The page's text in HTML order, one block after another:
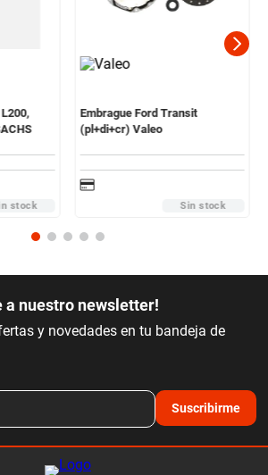
stock
Embrague Ford Transit
(pl+di+cr) Valeo
Sin stock
a nuestro newsletter!
y novedades en tu bandeja de
Suscribirme